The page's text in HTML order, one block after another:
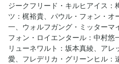
ジークフリード・キルヒアイス：
ツ：梶裕貴、パウル・フォン・オ
一、ウォルフガング・ミッターマ
フォン・ロイエンタール：中村悠
リューネワルト：坂本真綾、アレ
愛、フレデリカ・グリーンヒル：